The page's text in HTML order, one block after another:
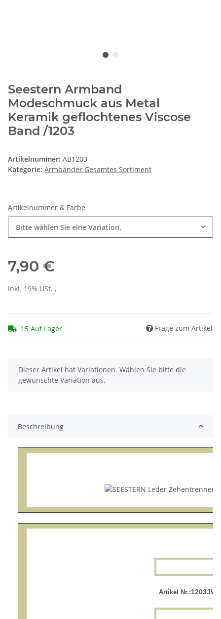
Seestern Armband
Modeschmuck aus Metal
Keramik geflochtenes Viscose
Band /1203
Artikelnummer: AB1203
Kategorie: Armbänder Gesamtes Sortiment
Artikelnummer & Farbe
Bitte wählen Sie eine Variation.
7,90 €
inkl. 19% USt. ,
15 Auf Lager Frage zum Artikel
x
Dieser Artikel hat Variationen. Wählen Sie bitte die
gewünschte Variation aus.
Beschreibung
Artikel Nr.: